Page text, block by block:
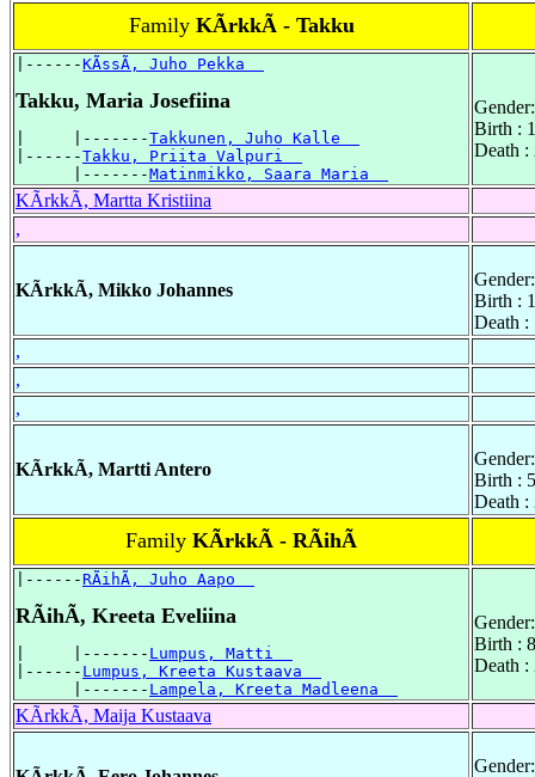
Family KÃrkkÃ - Takku
|------KÃssÃ, Juho Pekka
Takku, Maria Josefiina
|     |-------Takkunen, Juho Kalle
|------Takku, Priita Valpuri
      |-------
Matinmikko, Saara Maria
Birth :
Death :
KÃrkkÃ, Martta Kristiina
,
KÃrkkÃ, Mikko Johannes
Birth :
Death :
,
,
,
KÃrkkÃ, Martti Antero
Birth :
Death :
Family KÃrkkÃ - RÃihÃ
|------RÃihÃ, Juho Aapo
RÃihÃ, Kreeta Eveliina
|     |------- Lumpus, Matti
|------ Lumpus, Kreeta Kustaava
      |-------
Lampela, Kreeta Madleena
Birth :
Death :
KÃrkkÃ, Maija Kustaava